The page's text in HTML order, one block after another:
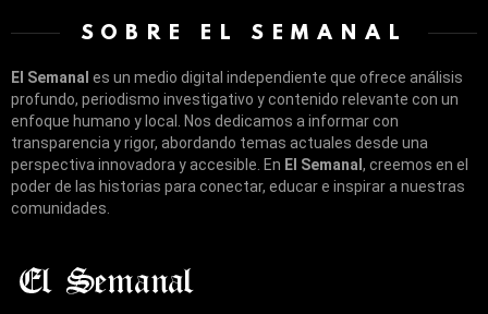
SOBRE EL SEMANAL
El Semanal es un medio digital independiente que ofrece análisis
profundo, periodismo investigativo y contenido relevante con un
enfoque humano y local. Nos dedicamos a informar con
transparencia y rigor, abordando temas actuales desde una
perspectiva innovadora y accesible. En El Semanal , creemos en el
poder de las historias para conectar, educar e inspirar a nuestras
comunidades.